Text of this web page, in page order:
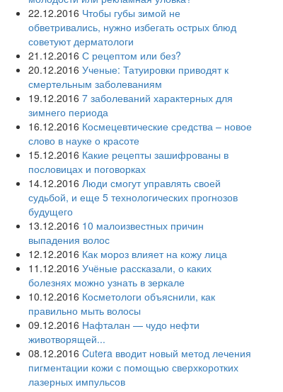
22.12.2016 Чтобы губы зимой не
обветривались, нужно избегать острых блюд
советуют дерматологи
21.12.2016 С рецептом или без?
20.12.2016 Ученые: Татуировки приводят к
смертельным заболеваниям
19.12.2016 7 заболеваний характерных для
зимнего периода
16.12.2016 Космецевтические средства – новое
слово в науке о красоте
15.12.2016 Какие рецепты зашифрованы в
пословицах и поговорках
14.12.2016 Люди смогут управлять своей
судьбой, и еще 5 технологических прогнозов
будущего
13.12.2016 10 малоизвестных причин
выпадения волос
12.12.2016 Как мороз влияет на кожу лица
11.12.2016 Учёные рассказали, о каких
болезнях можно узнать в зеркале
10.12.2016 Косметологи объяснили, как
правильно мыть волосы
09.12.2016 Нафталан — чудо нефти
животворящей...
08.12.2016 Cutera вводит новый метод лечения
пигментации кожи с помощью сверхкоротких
лазерных импульсов